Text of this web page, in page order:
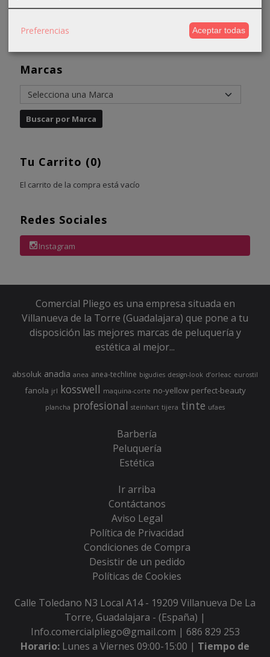
Marcas
Tu Carrito (0)
El carrito de la compra está vacío
Redes Sociales
Instagram
Comercial Pliego es una empresa situada en
Villanueva de la Torre (Guadalajara) que pone a tu
disposición las mejores marcas de peluquería y
estética al mejor...
absoluk anadia anea anea-techline bigudies design-look d’orleac eurostil
fanola jrl kosswell maquina-corte no-yellow perfect-beauty
plancha profesional steinhart tijera tinte ufaes
Barbería
Peluquería
Estética
Ir arriba
Contáctanos
Aviso Legal
Política de Privacidad
Condiciones de Compra
Desistir de un pedido
Políticas de Cookies
Calle Toledano N3 Local A14 - 19209 Villanueva De La
Torre, Guadalajara - (España) |
Info.comercialpliego@gmail.com | 686 829 253
Horario: Lunes a Viernes 09:00-15:00 | Tiempo de
Preferencias Aceptar todas